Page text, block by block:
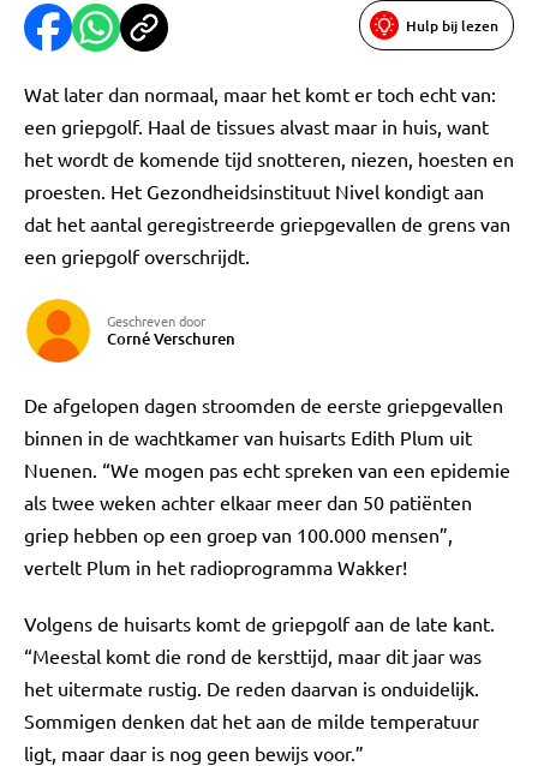
Hulp bij lezen
Wat later dan normaal, maar het komt er toch echt van:
een griepgolf. Haal de tissues alvast maar in huis, want
het wordt de komende tijd snotteren, niezen, hoesten en
proesten. Het Gezondheidsinstituut Nivel kondigt aan
dat het aantal geregistreerde griepgevallen de grens van
een griepgolf overschrijdt.
Geschreven door
Corné Verschuren
De afgelopen dagen stroomden de eerste griepgevallen
binnen in de wachtkamer van huisarts Edith Plum uit
Nuenen. “We mogen pas echt spreken van een epidemie
als twee weken achter elkaar meer dan 50 patiënten
griep hebben op een groep van 100.000 mensen”,
vertelt Plum in het radioprogramma Wakker!
Volgens de huisarts komt de griepgolf aan de late kant.
“Meestal komt die rond de kersttijd, maar dit jaar was
het uitermate rustig. De reden daarvan is onduidelijk.
Sommigen denken dat het aan de milde temperatuur
ligt, maar daar is nog geen bewijs voor.”